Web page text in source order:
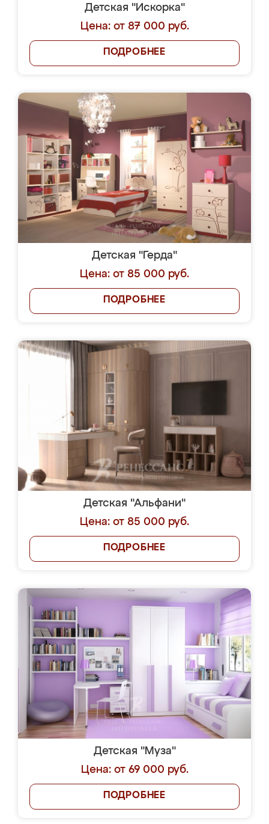
Детская "Искорка"
Цена: от 87 000 руб.
ПОДРОБНЕЕ
Детская "Герда"
Цена: от 85 000 руб.
ПОДРОБНЕЕ
Детская "Альфани"
Цена: от 85 000 руб.
ПОДРОБНЕЕ
Детская "Муза"
Цена: от 69 000 руб.
ПОДРОБНЕЕ